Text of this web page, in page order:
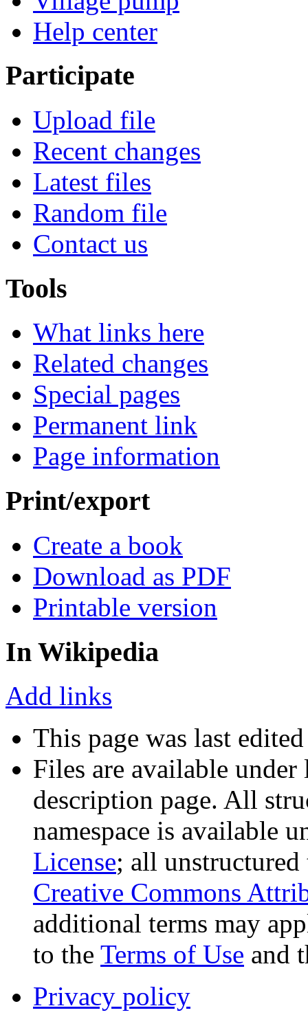
Help center
Participate
Upload file
Recent changes
Latest files
Random file
Contact us
Tools
What links here
Related changes
Special pages
Permanent link
Page information
Print/export
Create a book
Download as PDF
Printable version
In Wikipedia
Add links
This page was last
Files are available
description page. All
namespace is available
License; all
Creative Commons
additional terms may
to the Terms of Use and
Privacy policy